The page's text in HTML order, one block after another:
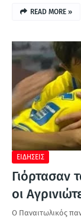
READ MORE »
ΕΙΔΗΣΕΙΣ
Γιόρτασαν
οι
Ο Παναιτωλικός